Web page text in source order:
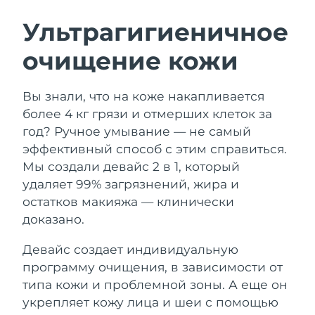
Ультрагигиеничное
очищение кожи
Вы знали, что на коже накапливается
более 4 кг грязи и отмерших клеток за
год? Ручное умывание — не самый
эффективный способ с этим справиться.
Мы создали девайс 2 в 1, который
удаляет 99% загрязнений, жира и
остатков макияжа — клинически
доказано.
Девайс создает индивидуальную
программу очищения, в зависимости от
типа кожи и проблемной зоны. А еще он
укрепляет кожу лица и шеи с помощью
LUNA™ 4 набор
Anti-aging massage
LUNA™ 4 Plus
Massage, LED heating
LUNA™ 4 Men
For men, anti-aging massage
BEAR™ 2 набор
Microcurrent toning
BEAR™ 2 go
Microcurrent toning on-the-go
BEAR™ 2 eyes & lips
Microcurrent line smoothing device
Увлажнение
UFO™ 3 набор
UFO™ 3 LED
Near-infrared and red light therapy
device
Забота о полости рта
issa™ 4
issa™ 4 plus
Smart hybrid silicone sonic toothbrush
FAQ™ АНТИВОЗРАСТНОЙ УХОД
Омоложение LED-процедуры
Австралия
Ожидаемая дата доставки
Австрия
Ожидаемая дата доставки
10/08/2026
Бахрейн
11/08/2026
Бельгия
Ожидаемая дата доставки
Босния и
Герцеговина
Ожидаемая дата доставки
13/08/2026